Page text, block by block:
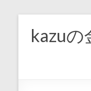
kazu